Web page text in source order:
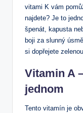
⁢vitami K ​vám
najdete? Je to
špenát, kapusta⁣
boji za ⁣slunný
si dopřejete
Vitamin A
jednom
Tento vitamín ⁣je